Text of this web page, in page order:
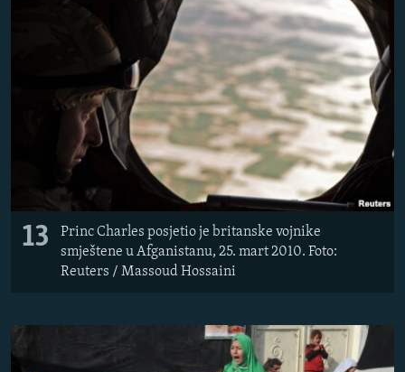
13
Princ Charles posjetio je britanske vojnike
smještene u Afganistanu, 25. mart 2010. Foto:
Reuters / Massoud Hossaini